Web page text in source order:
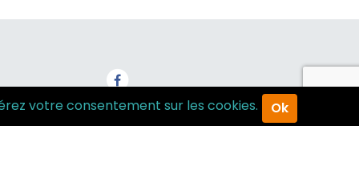
votre consentement sur les cookies. Ok